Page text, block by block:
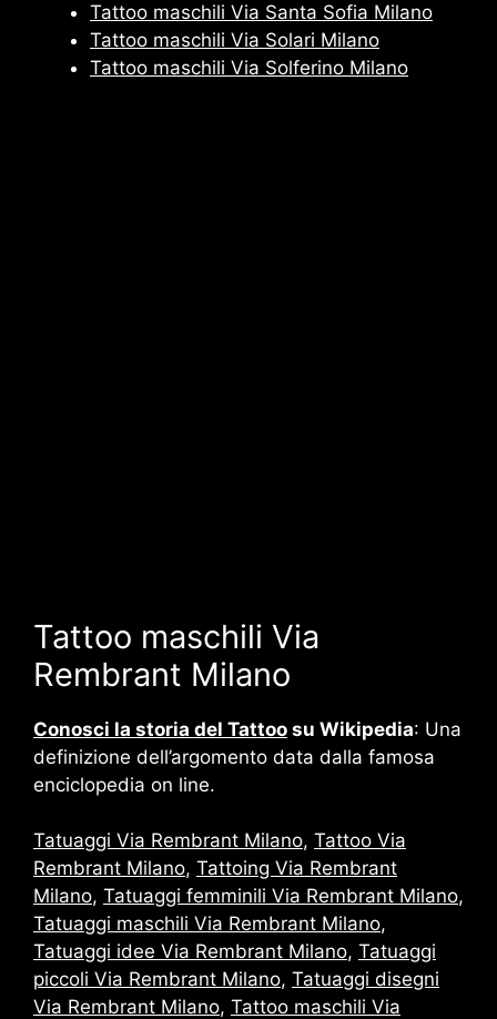
Tattoo maschili Via Santa Sofia Milano
Tattoo maschili Via Solari Milano
Tattoo maschili Via Solferino Milano
Tattoo maschili Via
Rembrant Milano
Conosci la storia del Tattoo su Wikipedia: Una
definizione dell’argomento data dalla famosa
enciclopedia on line.
Tatuaggi Via Rembrant Milano, Tattoo Via
Rembrant Milano, Tattoing Via Rembrant
Milano, Tatuaggi femminili Via Rembrant Milano,
Tatuaggi maschili Via Rembrant Milano,
Tatuaggi idee Via Rembrant Milano, Tatuaggi
piccoli Via Rembrant Milano, Tatuaggi disegni
Via Rembrant Milano, Tattoo maschili Via